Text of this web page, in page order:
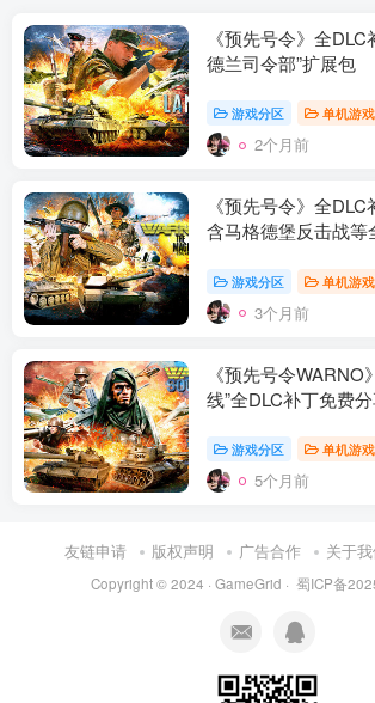
关注 关注
《预先号令》全DLC
德兰司令部”扩展包
游戏分区 单机游戏
2个月前
《预先号令》全
含马格德堡反击战等
游戏分区 单机游戏
3个月前
《预先号令WARNO
线”全DLC补丁免费
游戏分区 单机游戏
5个月前
友链申请 版权声明 广告合作 关于
Copyright © 2024 · GameGrid · 蜀ICP备